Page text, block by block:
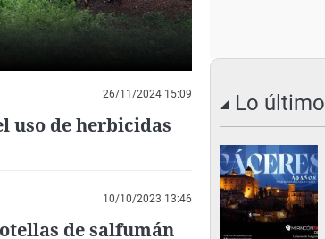
26/11/2024 15:09
uso de herbicidas
10/10/2023 13:46
de salfumán
Lo último